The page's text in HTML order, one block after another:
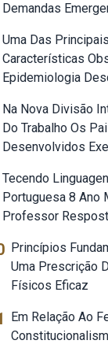
Demandas
Uma Das Principais
Características
Epidemiologia
Na Nova Divisão
Do Trabalho Os
Desenvolvidos
Tecendo
Portuguesa 8 Ano
Professor
Princípios
Uma Prescrição
Físicos Eficaz
Em Relação Ao